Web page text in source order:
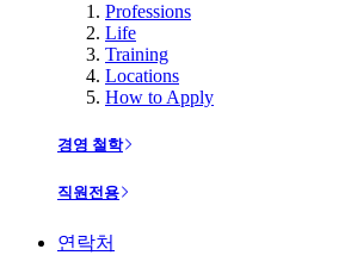
Professions
Life
Training
Locations
How to Apply
경영 철학
직원전용
연락처